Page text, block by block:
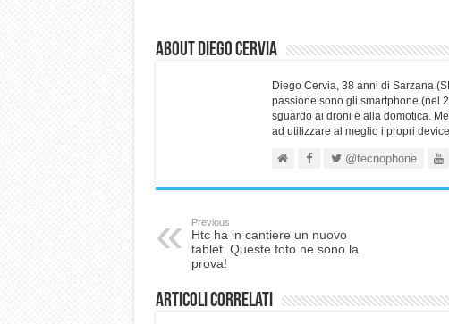
About Diego Cervia
Diego Cervia, 38 anni di Sarzana
passione sono gli smartphone (nel
sguardo ai droni e alla domotica.
ad utilizzare al meglio i propri
@tecnophone
Previous
Htc ha in cantiere un nuovo
tablet. Queste foto ne sono la
prova!
Articoli correlati